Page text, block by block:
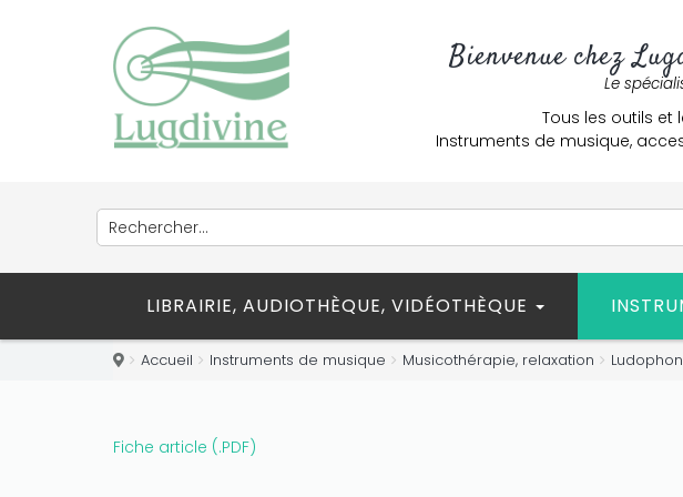
Bienvenue chez
Le
Tous les outils et
Instruments de musique,
LIBRAIRIE, AUDIOTHÈQUE, VIDÉOTHÈQUE
Accueil Instruments de musique Musicothérapie, relaxation
Fiche article (.PDF)